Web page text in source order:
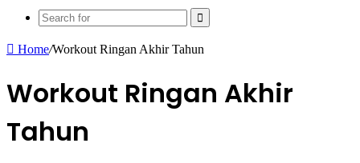
Search
Home/Workout Ringan Akhir Tahun
Workout Ringan Akhir
Tahun